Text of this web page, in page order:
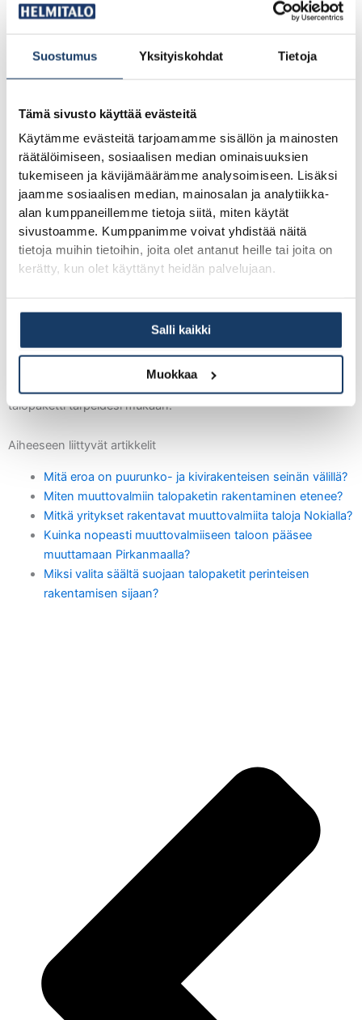
Suostumus Yksityiskohdat Tietoja
Tämä sivusto käyttää evästeitä
Käytämme evästeitä tarjoamamme sisällön ja mainosten
räätälöimiseen, sosiaalisen median ominaisuuksien
tukemiseen ja kävijämäärämme analysoimiseen. Lisäksi
jaamme sosiaalisen median, mainosalan ja analytiikka-
alan kumppaneillemme tietoja siitä, miten käytät
sivustoamme. Kumppanimme voivat yhdistää näitä
tietoja muihin tietoihin, joita olet antanut heille tai joita on
kerätty, kun olet käyttänyt heidän palvelujaan.
Salli kaikki
Muokkaa
alueellisten olosuhteiden mukaan. Paketti sisältää aina tehtaalla
valmistetut seinäelementit, katon rakenteet ja tarvittavat
rakennusmateriaalit harjakorkeuteen asti.
toimitusalueesta. Arkkitehtisuunnittelu ja rakennesuunnittelu
toteutetaan paikallisten rakennusmääräysten mukaisesti.
Suunnitelmiin vaikuttavat tontin ominaisuudet, paikalliset
olosuhteet ja asiakkaan toiveet.
Rakentaminen harjakorkeuteen asti kuuluu pakettiin kaikilla
toimitusalueilla. Ammattitaitoinen asennustiimi pystyttää talon
rungon päivässä, mikä takaa nopean edistymisen säältä
suojaan. Lisäpalvelut, kuten maatyöt ja pääsuunnittelu, voivat
Viimeistely ja sisätyöt jäävät asiakkaan vastuulle säältä suojaan
-paketissa. Tämä mahdollistaa kustannussäästöt ja oman
käden jäljen näkymisen lopputuloksessa.
talopaketti tarpeidesi mukaan.
Aiheeseen liittyvät artikkelit
Mitä eroa on puurunko- ja kivirakenteisen seinän välillä?
Miten muuttovalmiin talopaketin rakentaminen etenee?
Mitkä yritykset rakentavat muuttovalmiita taloja Nokialla?
Kuinka nopeasti muuttovalmiiseen taloon pääsee
muuttamaan Pirkanmaalla?
Miksi valita säältä suojaan talopaketit perinteisen
rakentamisen sijaan?